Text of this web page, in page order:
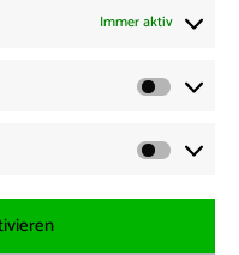
Immer aktiv